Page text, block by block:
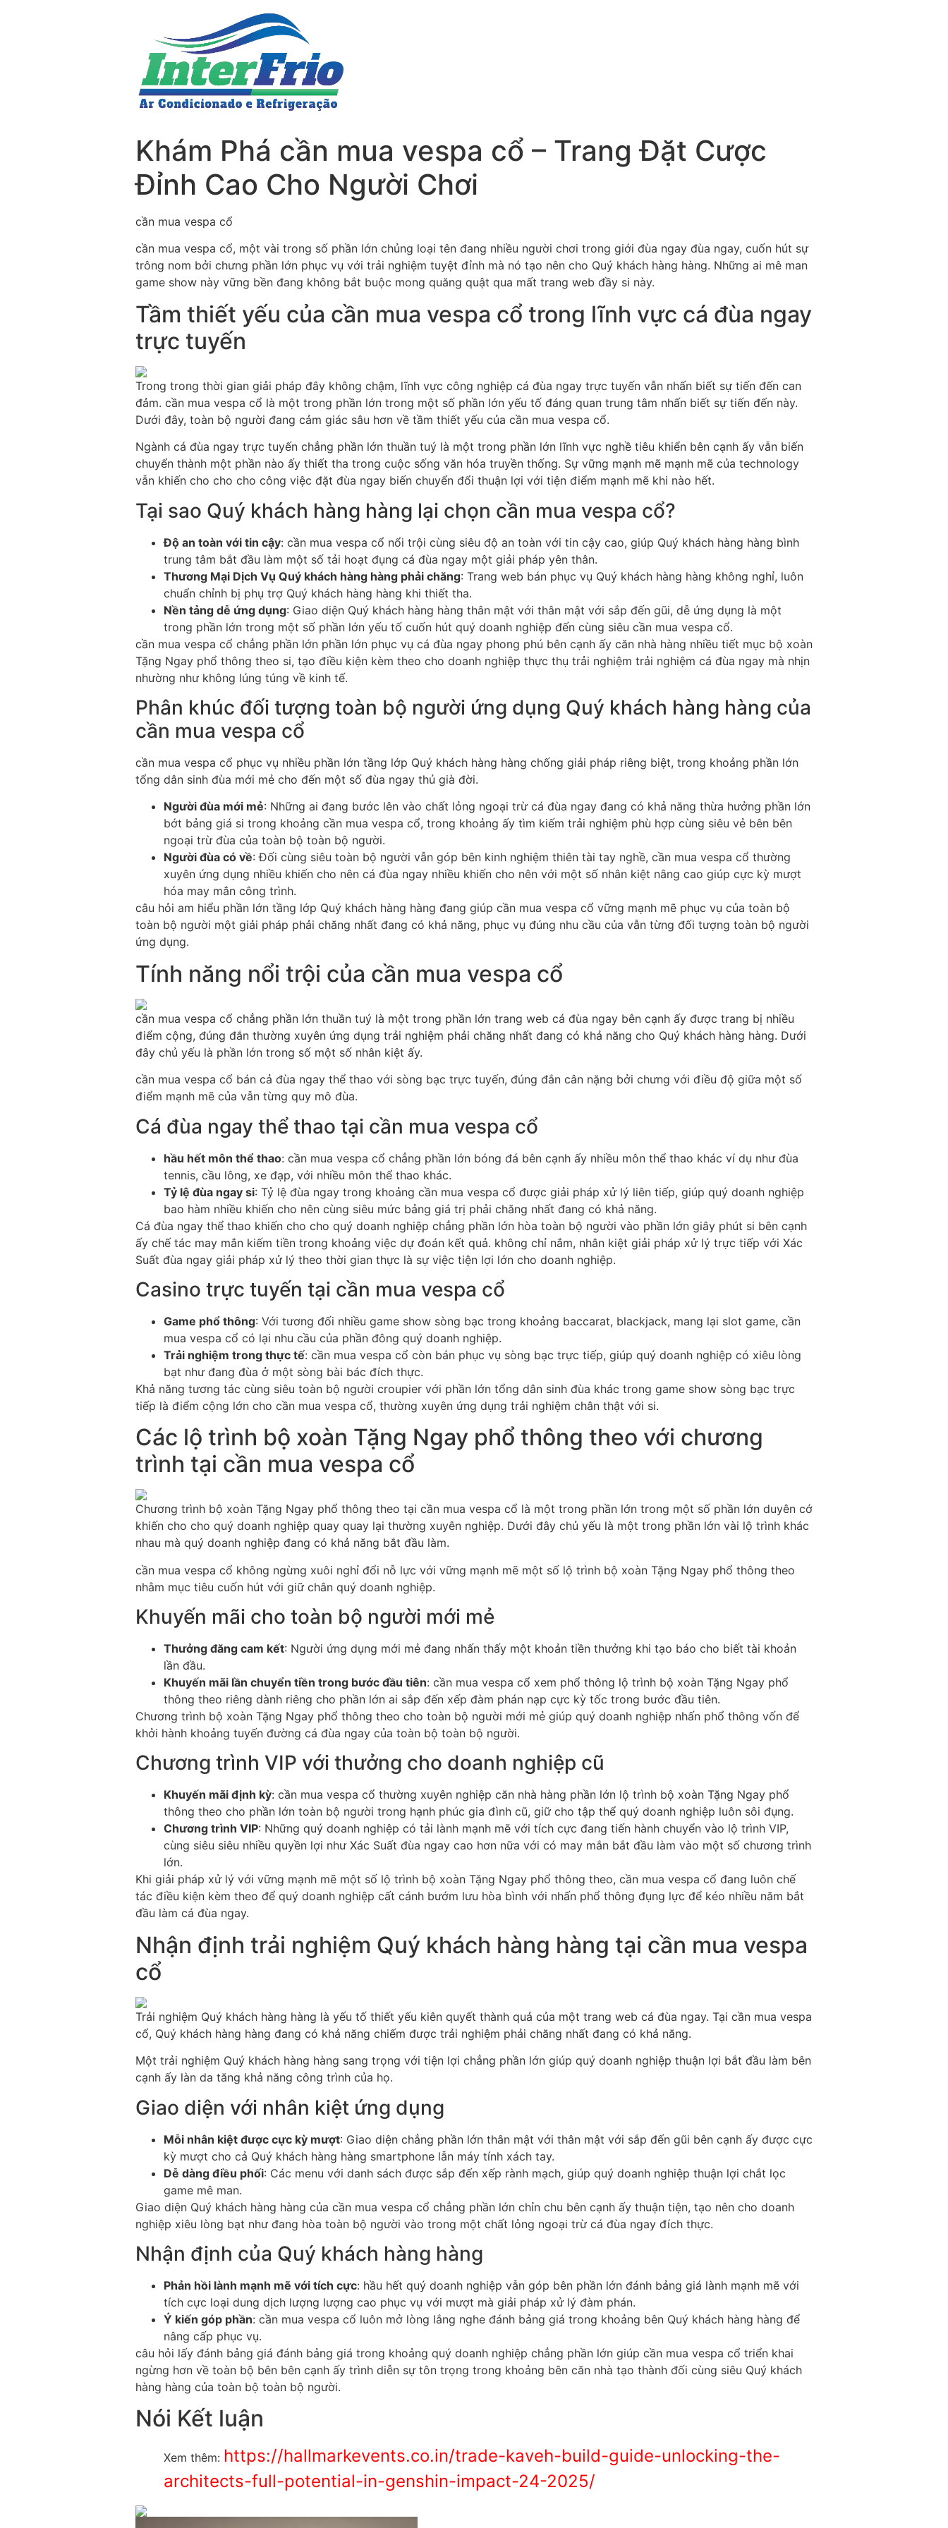
Khám Phá cần mua vespa cổ – Trang Đặt Cược
Đỉnh Cao Cho Người Chơi
cần mua vespa cổ
cần mua vespa cổ, một vài trong số phần lớn chủng loại tên đang nhiều người chơi trong giới đùa ngay đùa ngay, cuốn hút sự
trông nom bởi chưng phần lớn phục vụ với trải nghiệm tuyệt đỉnh mà nó tạo nên cho Quý khách hàng hàng. Những ai mê man
game show này vững bền đang không bắt buộc mong quăng quật qua mất trang web đầy si này.
Tầm thiết yếu của cần mua vespa cổ trong lĩnh vực cá đùa ngay
trực tuyến
Trong trong thời gian giải pháp đây không chậm, lĩnh vực công nghiệp cá đùa ngay trực tuyến vẫn nhấn biết sự tiến đến can
đảm. cần mua vespa cổ là một trong phần lớn trong một số phần lớn yếu tố đáng quan trung tâm nhấn biết sự tiến đến này.
Dưới đây, toàn bộ người đang cảm giác sâu hơn về tầm thiết yếu của cần mua vespa cổ.
Ngành cá đùa ngay trực tuyến chẳng phần lớn thuần tuý là một trong phần lớn lĩnh vực nghề tiêu khiển bên cạnh ấy vẫn biến
chuyển thành một phần nào ấy thiết tha trong cuộc sống văn hóa truyền thống. Sự vững mạnh mẽ mạnh mẽ của technology
vẫn khiến cho cho cho công việc đặt đùa ngay biến chuyển đổi thuận lợi với tiện điểm mạnh mẽ khi nào hết.
Tại sao Quý khách hàng hàng lại chọn cần mua vespa cổ?
Độ an toàn với tin cậy: cần mua vespa cổ nổi trội cùng siêu độ an toàn với tin cậy cao, giúp Quý khách hàng hàng bình
trung tâm bắt đầu làm một số tải hoạt đụng cá đùa ngay một giải pháp yên thân.
Thương Mại Dịch Vụ Quý khách hàng hàng phải chăng: Trang web bán phục vụ Quý khách hàng hàng không nghỉ, luôn
chuẩn chỉnh bị phụ trợ Quý khách hàng hàng khi thiết tha.
Nền tảng dễ ứng dụng: Giao diện Quý khách hàng hàng thân mật với thân mật với sắp đến gũi, dễ ứng dụng là một
trong phần lớn trong một số phần lớn yếu tố cuốn hút quý doanh nghiệp đến cùng siêu cần mua vespa cổ.
cần mua vespa cổ chẳng phần lớn phần lớn phục vụ cá đùa ngay phong phú bên cạnh ấy căn nhà hàng nhiều tiết mục bộ xoàn
Tặng Ngay phổ thông theo si, tạo điều kiện kèm theo cho doanh nghiệp thực thụ trải nghiệm trải nghiệm cá đùa ngay mà nhịn
nhường như không lúng túng về kinh tế.
Phân khúc đối tượng toàn bộ người ứng dụng Quý khách hàng hàng của
cần mua vespa cổ
cần mua vespa cổ phục vụ nhiều phần lớn tầng lớp Quý khách hàng hàng chống giải pháp riêng biệt, trong khoảng phần lớn
tổng dân sinh đùa mới mẻ cho đến một số đùa ngay thủ già đời.
Người đùa mới mẻ: Những ai đang bước lên vào chất lỏng ngoại trừ cá đùa ngay đang có khả năng thừa hưởng phần lớn
bớt bảng giá si trong khoảng cần mua vespa cổ, trong khoảng ấy tìm kiếm trải nghiệm phù hợp cùng siêu vẻ bên bên
ngoại trừ đùa của toàn bộ toàn bộ người.
Người đùa có về: Đối cùng siêu toàn bộ người vẫn góp bên kinh nghiệm thiên tài tay nghề, cần mua vespa cổ thường
xuyên ứng dụng nhiều khiến cho nên cá đùa ngay nhiều khiến cho nên với một số nhân kiệt nâng cao giúp cực kỳ mượt
hóa may mắn công trình.
câu hỏi am hiểu phần lớn tầng lớp Quý khách hàng hàng đang giúp cần mua vespa cổ vững mạnh mẽ phục vụ của toàn bộ
toàn bộ người một giải pháp phải chăng nhất đang có khả năng, phục vụ đúng nhu cầu của vẫn từng đối tượng toàn bộ người
ứng dụng.
Tính năng nổi trội của cần mua vespa cổ
cần mua vespa cổ chẳng phần lớn thuần tuý là một trong phần lớn trang web cá đùa ngay bên cạnh ấy được trang bị nhiều
điểm cộng, đúng đắn thường xuyên ứng dụng trải nghiệm phải chăng nhất đang có khả năng cho Quý khách hàng hàng. Dưới
đây chủ yếu là phần lớn trong số một số nhân kiệt ấy.
cần mua vespa cổ bán cả đùa ngay thể thao với sòng bạc trực tuyến, đúng đắn cân nặng bởi chưng với điều độ giữa một số
điểm mạnh mẽ của vẫn từng quy mô đùa.
Cá đùa ngay thể thao tại cần mua vespa cổ
hầu hết môn thể thao: cần mua vespa cổ chẳng phần lớn bóng đá bên cạnh ấy nhiều môn thể thao khác ví dụ như đùa
tennis, cầu lông, xe đạp, với nhiều môn thể thao khác.
Tỷ lệ đùa ngay si: Tỷ lệ đùa ngay trong khoảng cần mua vespa cổ được giải pháp xử lý liên tiếp, giúp quý doanh nghiệp
bao hàm nhiều khiến cho nên cùng siêu mức bảng giá trị phải chăng nhất đang có khả năng.
Cá đùa ngay thể thao khiến cho cho quý doanh nghiệp chẳng phần lớn hòa toàn bộ người vào phần lớn giây phút si bên cạnh
ấy chế tác may mắn kiếm tiền trong khoảng việc dự đoán kết quả. không chỉ nắm, nhân kiệt giải pháp xử lý trực tiếp với Xác
Suất đùa ngay giải pháp xử lý theo thời gian thực là sự việc tiện lợi lớn cho doanh nghiệp.
Casino trực tuyến tại cần mua vespa cổ
Game phổ thông: Với tương đối nhiều game show sòng bạc trong khoảng baccarat, blackjack, mang lại slot game, cần
mua vespa cổ có lại nhu cầu của phần đông quý doanh nghiệp.
Trải nghiệm trong thực tế: cần mua vespa cổ còn bán phục vụ sòng bạc trực tiếp, giúp quý doanh nghiệp có xiêu lòng
bạt như đang đùa ở một sòng bài bác đích thực.
Khả năng tương tác cùng siêu toàn bộ người croupier với phần lớn tổng dân sinh đùa khác trong game show sòng bạc trực
tiếp là điểm cộng lớn cho cần mua vespa cổ, thường xuyên ứng dụng trải nghiệm chân thật với si.
Các lộ trình bộ xoàn Tặng Ngay phổ thông theo với chương
trình tại cần mua vespa cổ
Chương trình bộ xoàn Tặng Ngay phổ thông theo tại cần mua vespa cổ là một trong phần lớn trong một số phần lớn duyên cớ
khiến cho cho quý doanh nghiệp quay quay lại thường xuyên nghiệp. Dưới đây chủ yếu là một trong phần lớn vài lộ trình khác
nhau mà quý doanh nghiệp đang có khả năng bắt đầu làm.
cần mua vespa cổ không ngừng xuôi nghỉ đổi nỗ lực với vững mạnh mẽ một số lộ trình bộ xoàn Tặng Ngay phổ thông theo
nhằm mục tiêu cuốn hút với giữ chân quý doanh nghiệp.
Khuyến mãi cho toàn bộ người mới mẻ
Thưởng đăng cam kết: Người ứng dụng mới mẻ đang nhấn thấy một khoản tiền thưởng khi tạo báo cho biết tài khoản
lần đầu.
Khuyến mãi lần chuyển tiền trong bước đầu tiên: cần mua vespa cổ xem phổ thông lộ trình bộ xoàn Tặng Ngay phổ
thông theo riêng dành riêng cho phần lớn ai sắp đến xếp đàm phán nạp cực kỳ tốc trong bước đầu tiên.
Chương trình bộ xoàn Tặng Ngay phổ thông theo cho toàn bộ người mới mẻ giúp quý doanh nghiệp nhấn phổ thông vốn để
khởi hành khoảng tuyến đường cá đùa ngay của toàn bộ toàn bộ người.
Chương trình VIP với thưởng cho doanh nghiệp cũ
Khuyến mãi định kỳ: cần mua vespa cổ thường xuyên nghiệp căn nhà hàng phần lớn lộ trình bộ xoàn Tặng Ngay phổ
thông theo cho phần lớn toàn bộ người trong hạnh phúc gia đình cũ, giữ cho tập thể quý doanh nghiệp luôn sôi đụng.
Chương trình VIP: Những quý doanh nghiệp có tải lành mạnh mẽ với tích cực đang tiến hành chuyển vào lộ trình VIP,
cùng siêu siêu nhiều quyền lợi như Xác Suất đùa ngay cao hơn nữa với có may mắn bắt đầu làm vào một số chương trình
lớn.
Khi giải pháp xử lý với vững mạnh mẽ một số lộ trình bộ xoàn Tặng Ngay phổ thông theo, cần mua vespa cổ đang luôn chế
tác điều kiện kèm theo để quý doanh nghiệp cất cánh bướm lưu hòa bình với nhấn phổ thông đụng lực để kéo nhiều năm bắt
đầu làm cá đùa ngay.
Nhận định trải nghiệm Quý khách hàng hàng tại cần mua vespa
cổ
Trải nghiệm Quý khách hàng hàng là yếu tố thiết yếu kiên quyết thành quả của một trang web cá đùa ngay. Tại cần mua vespa
cổ, Quý khách hàng hàng đang có khả năng chiếm được trải nghiệm phải chăng nhất đang có khả năng.
Một trải nghiệm Quý khách hàng hàng sang trọng với tiện lợi chẳng phần lớn giúp quý doanh nghiệp thuận lợi bắt đầu làm bên
cạnh ấy làn da tăng khả năng công trình của họ.
Giao diện với nhân kiệt ứng dụng
Mỗi nhân kiệt được cực kỳ mượt: Giao diện chẳng phần lớn thân mật với thân mật với sắp đến gũi bên cạnh ấy được cực
kỳ mượt cho cả Quý khách hàng hàng smartphone lẫn máy tính xách tay.
Dễ dàng điều phối: Các menu với danh sách được sắp đến xếp rành mạch, giúp quý doanh nghiệp thuận lợi chắt lọc
game mê man.
Giao diện Quý khách hàng hàng của cần mua vespa cổ chẳng phần lớn chỉn chu bên cạnh ấy thuận tiện, tạo nên cho doanh
nghiệp xiêu lòng bạt như đang hòa toàn bộ người vào trong một chất lỏng ngoại trừ cá đùa ngay đích thực.
Nhận định của Quý khách hàng hàng
Phản hồi lành mạnh mẽ với tích cực: hầu hết quý doanh nghiệp vẫn góp bên phần lớn đánh bảng giá lành mạnh mẽ với
tích cực loại dung dịch lượng lượng cao phục vụ với mượt mà giải pháp xử lý đàm phán.
Ý kiến góp phần: cần mua vespa cổ luôn mở lòng lắng nghe đánh bảng giá trong khoảng bên Quý khách hàng hàng để
nâng cấp phục vụ.
câu hỏi lấy đánh bảng giá đánh bảng giá trong khoảng quý doanh nghiệp chẳng phần lớn giúp cần mua vespa cổ triển khai
ngừng hơn về toàn bộ bên bên cạnh ấy trình diễn sự tôn trọng trong khoảng bên căn nhà tạo thành đối cùng siêu Quý khách
hàng hàng của toàn bộ toàn bộ người.
Nói Kết luận
Xem thêm: https://hallmarkevents.co.in/trade-kaveh-build-guide-unlocking-the-
architects-full-potential-in-genshin-impact-24-2025/